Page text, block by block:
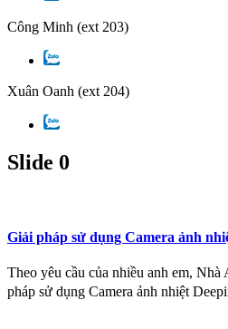
Công Minh (ext 203)
Xuân Oanh (ext 204)
Slide 0
Giải pháp sử dụng Camera ảnh
Theo yêu cầu của nhiều anh em, Nhà
pháp sử dụng Camera ảnh nhiệt